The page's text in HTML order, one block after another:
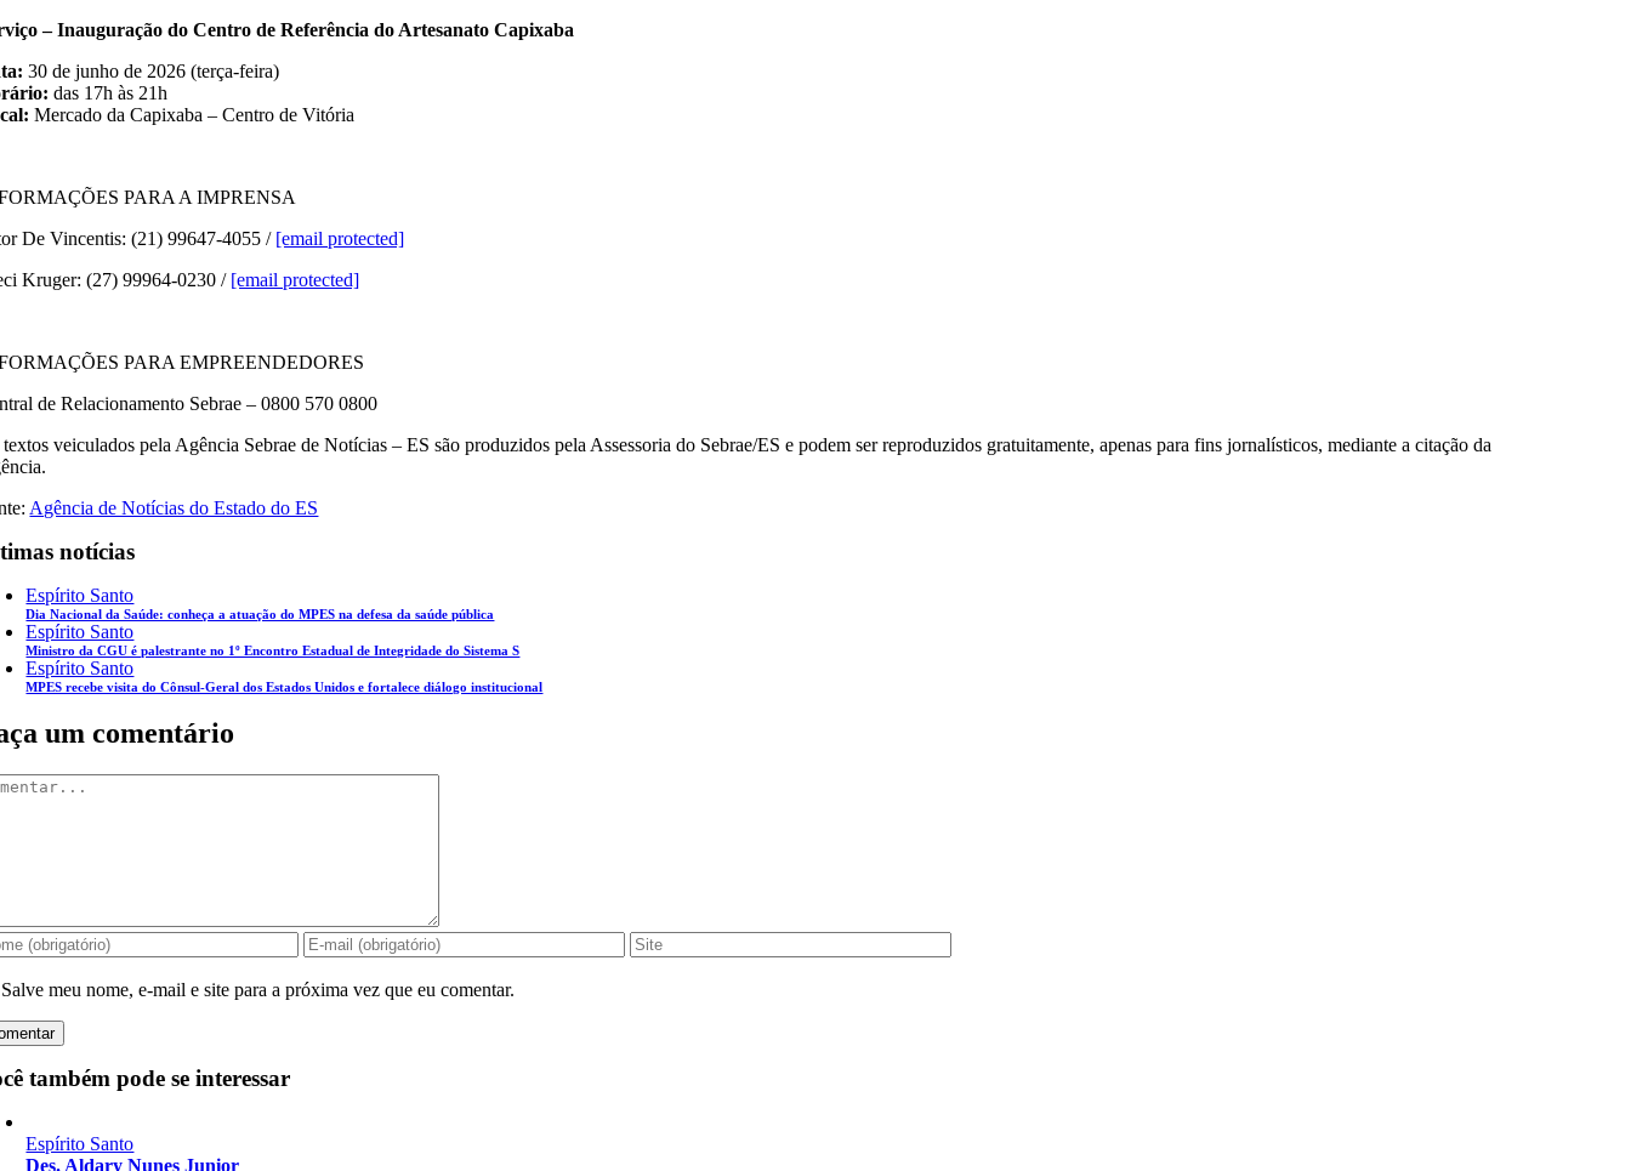
– Inauguração do Centro de Referência do Artesanato Capixaba
30 de junho de 2026 (terça-feira)
das 17h às 21h
Mercado da Capixaba – Centro de Vitória
PARA A IMPRENSA
De Vincentis: (21) 99647-4055 / [email protected]
Kruger: (27) 99964-0230 / [email protected]
PARA EMPREENDEDORES
de Relacionamento Sebrae – 0800 570 0800
textos veiculados pela Agência Sebrae de Notícias – ES são produzidos pela Assessoria do Sebrae/ES e podem ser reproduzidos gratuitamente, apenas para fins jornalísticos, mediante a citação da
Agência de Notícias do Estado do ES
notícias
Espírito Santo
Dia Nacional da Saúde: conheça a atuação do MPES na defesa da saúde pública
Espírito Santo
Ministro da CGU é palestrante no 1º Encontro Estadual de Integridade do Sistema S
Espírito Santo
MPES recebe visita do Cônsul-Geral dos Estados Unidos e fortalece diálogo institucional
um comentário
Salve meu nome, e-mail e site para a próxima vez que eu comentar.
também pode se interessar
Espírito Santo
Des. Aldary Nunes Junior